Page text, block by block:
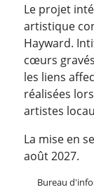
Le projet
artistique
Hayward.
cœurs
les liens
réalisées
artistes
La mise en
août 2027.
Bureau